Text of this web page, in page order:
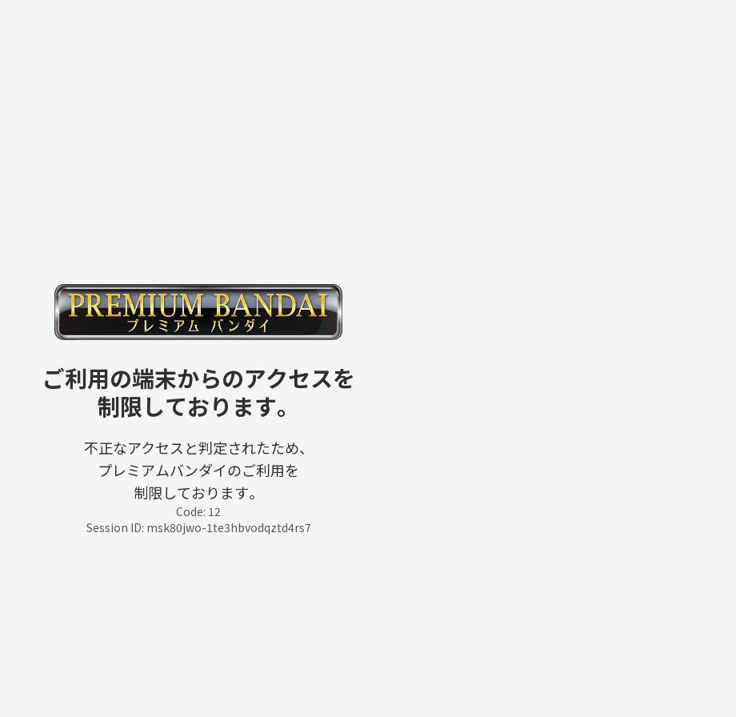
ご利用の端末からのアクセスを
制限しております。
不正なアクセスと判定されたため、
プレミアムバンダイのご利用を
制限しております。
Code: 12
Session ID: msk80jwo-1te3hbvodqztd4rs7